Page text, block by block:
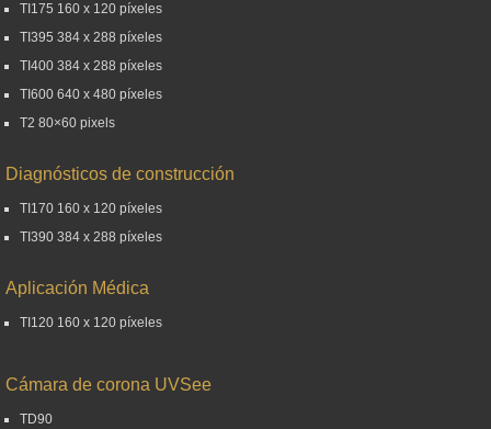
TI175 160 x 120 píxeles
TI395 384 x 288 píxeles
TI400 384 x 288 píxeles
TI600 640 x 480 píxeles
T2 80×60 pixels
Diagnósticos de construcción
TI170 160 x 120 píxeles
TI390 384 x 288 píxeles
Aplicación Médica
TI120 160 x 120 píxeles
Cámara de corona UVSee
TD90